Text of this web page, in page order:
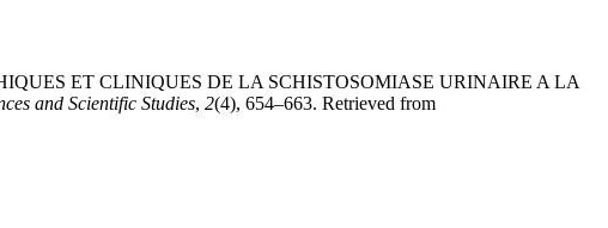
ET CLINIQUES DE LA SCHISTOSOMIASE URINAIRE A LA
and Scientific Studies, 2(4), 654–663. Retrieved from